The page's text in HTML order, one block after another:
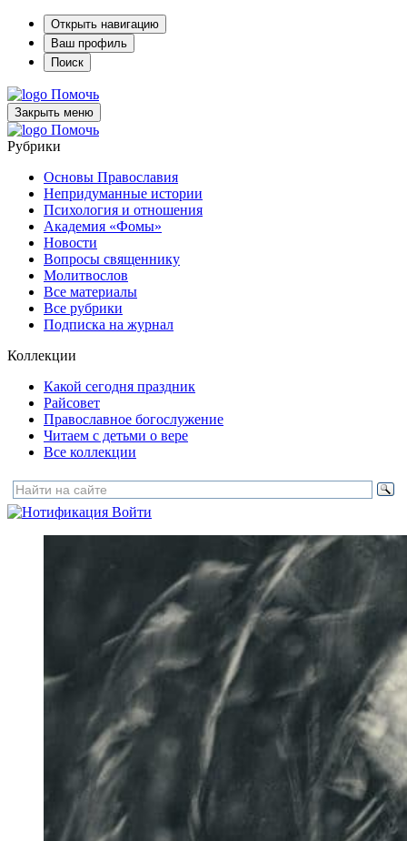
Открыть навигацию
Ваш профиль
Поиск
Помочь
Закрыть меню
Помочь
Рубрики
Основы Православия
Непридуманные истории
Психология и отношения
Академия «Фомы»
Новости
Вопросы священнику
Молитвослов
Все материалы
Все рубрики
Подписка на журнал
Коллекции
Какой сегодня праздник
Райсовет
Православное богослужение
Читаем с детьми о вере
Все коллекции
Войти